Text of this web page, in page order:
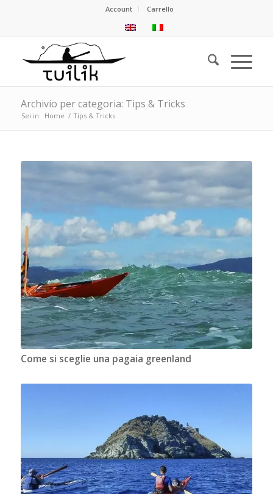
Account Carrello
Archivio per categoria: Tips & Tricks
Sei in: Home / Tips & Tricks
Come si sceglie una pagaia greenland